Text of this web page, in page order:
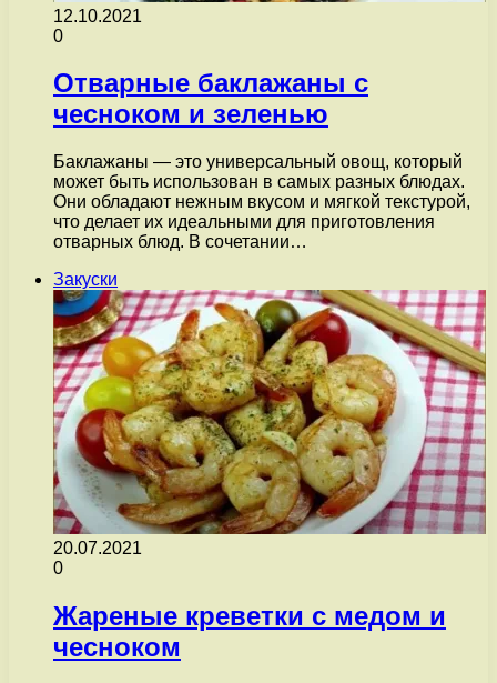
12.10.2021
0
Отварные баклажаны с
чесноком и зеленью
Баклажаны — это универсальный овощ, который
может быть использован в самых разных блюдах.
Они обладают нежным вкусом и мягкой текстурой,
что делает их идеальными для приготовления
отварных блюд. В сочетании…
Закуски
20.07.2021
0
Жареные креветки с медом и
чесноком